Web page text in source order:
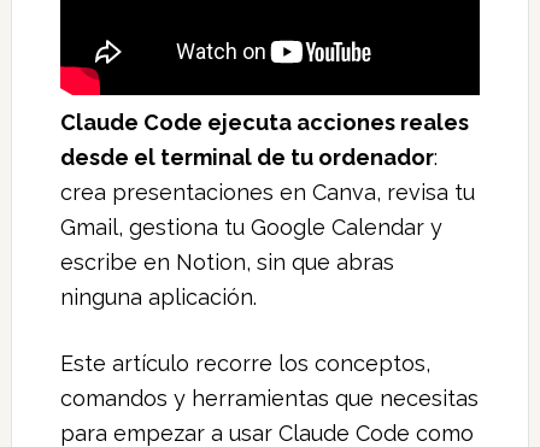
Claude Code ejecuta acciones reales
desde el terminal de tu ordenador:
crea presentaciones en Canva, revisa tu
Gmail, gestiona tu Google Calendar y
escribe en Notion, sin que abras
ninguna aplicación.
Este artículo recorre los conceptos,
comandos y herramientas que necesitas
para empezar a usar Claude Code como